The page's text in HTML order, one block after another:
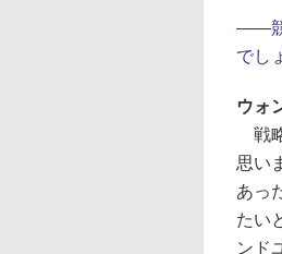
――競
でし
ウォ
戦
思い
あっ
たい
ンド